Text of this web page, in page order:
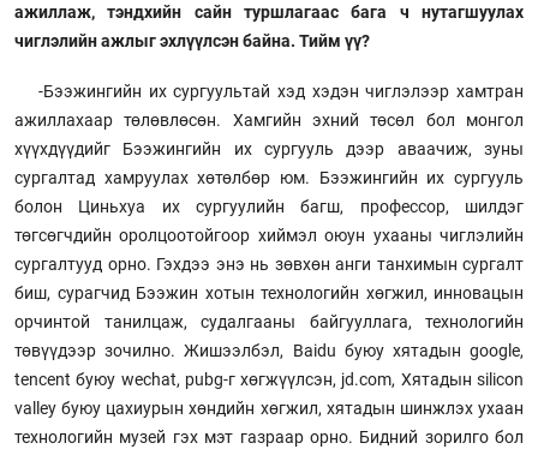
ажиллаж, тэндхийн сайн туршлагаас бага ч нутагшуулах
чиглэлийн ажлыг эхлүүлсэн байна. Тийм үү?
-Бээжингийн их сургуультай хэд хэдэн чиглэлээр хамтран
ажиллахаар төлөвлөсөн. Хамгийн эхний төсөл бол монгол
хүүхдүүдийг Бээжингийн их сургууль дээр аваачиж, зуны
сургалтад хамруулах хөтөлбөр юм. Бээжингийн их сургууль
болон Циньхуа их сургуулийн багш, профессор, шилдэг
төгсөгчдийн оролцоотойгоор хиймэл оюун ухааны чиглэлийн
сургалтууд орно. Гэхдээ энэ нь зөвхөн анги танхимын сургалт
биш, сурагчид Бээжин хотын технологийн хөгжил, инновацын
орчинтой танилцаж, судалгааны байгууллага, технологийн
төвүүдээр зочилно. Жишээлбэл, Baidu буюу хятадын google,
tencent буюу wechat, pubg-г хөгжүүлсэн, jd.com, Хятадын silicon
valley буюу цахиурын хөндийн хөгжил, хятадын шинжлэх ухаан
технологийн музей гэх мэт газраар орно. Бидний зорилго бол